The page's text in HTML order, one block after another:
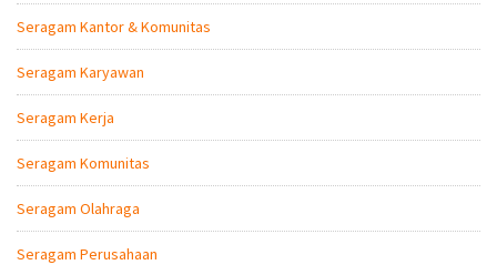
Seragam Kantor & Komunitas
Seragam Karyawan
Seragam Kerja
Seragam Komunitas
Seragam Olahraga
Seragam Perusahaan